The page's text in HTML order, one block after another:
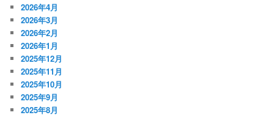
2026年4月
2026年3月
2026年2月
2026年1月
2025年12月
2025年11月
2025年10月
2025年9月
2025年8月